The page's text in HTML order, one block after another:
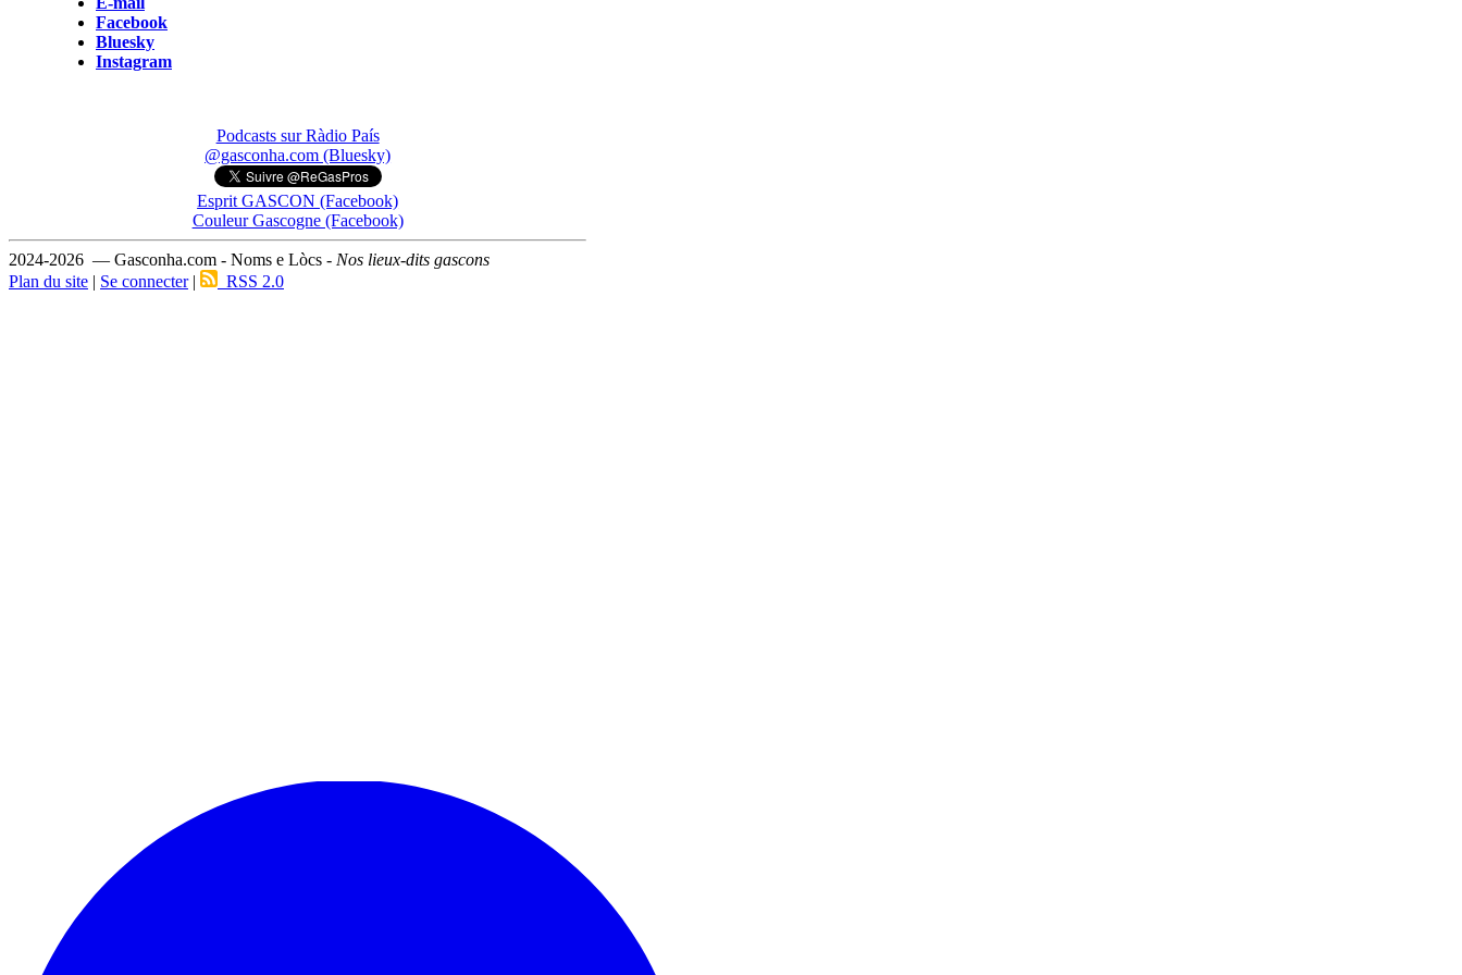
Facebook
Bluesky
Instagram
Podcasts sur Ràdio País
@gasconha.com (Bluesky)
Esprit GASCON (Facebook)
Couleur Gascogne (Facebook)
2024-2026 — Gasconha.com - Noms e Lòcs - Nos lieux-dits gascons
Plan du site | Se connecter| RSS 2.0